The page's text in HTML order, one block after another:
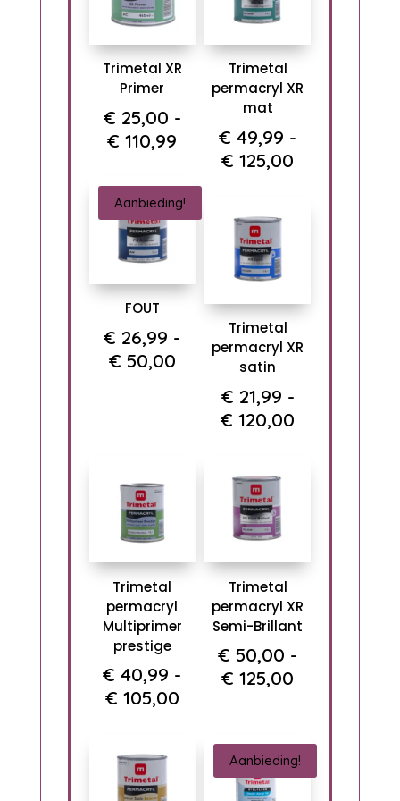
Trimetal XR
Primer
€ 25,00 -
€ 110,99 Prijsklasse:
€ 25,00
tot
€ 110,99
Trimetal
permacryl XR
mat
€ 49,99 -
€ 125,00
Aanbieding!
FOUT
€ 26,99 -
€ 50,00Prijsklasse:
€ 50,00
Trimetal
permacryl XR
satin
€ 21,99 -
€ 120,00
Trimetal
permacryl
Multiprimer
prestige
€ 40,99 -
€ 105,00Prijsklasse:
€ 105,00
Trimetal
permacryl XR
Semi-Brillant
€ 50,00 -
€ 125,00
€ 125,00
Aanbieding!